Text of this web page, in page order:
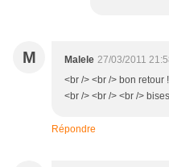
M Malele 27/03/2011
<br /> <br /> bon
<br /> <br /> <br />
Répondre